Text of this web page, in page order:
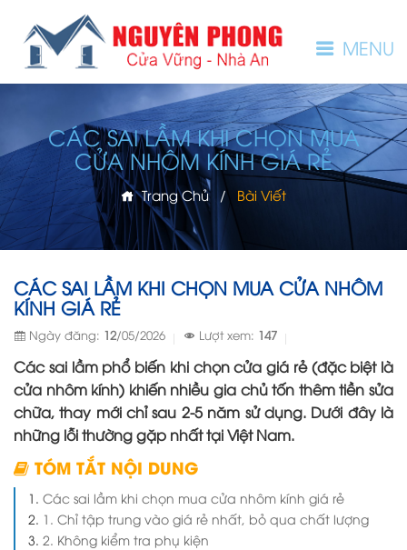
CÁC SAI LẦM KHI CHỌN MUA
CỬA NHÔM KÍNH GIÁ RẺ
Trang Chủ / Bài Viết
CÁC SAI LẦM KHI CHỌN MUA CỬA NHÔM
KÍNH GIÁ RẺ
Ngày đăng: 12/05/2026 Lượt xem: 147
Các sai lầm phổ biến khi chọn cửa giá rẻ (đặc biệt là
cửa nhôm kính) khiến nhiều gia chủ tốn thêm tiền sửa
chữa, thay mới chỉ sau 2-5 năm sử dụng. Dưới đây là
những lỗi thường gặp nhất tại Việt Nam.
TÓM TẮT NỘI DUNG
Các sai lầm khi chọn mua cửa nhôm kính giá rẻ
1. Chỉ tập trung vào giá rẻ nhất, bỏ qua chất lượng
2. Không kiểm tra phụ kiện
MENU